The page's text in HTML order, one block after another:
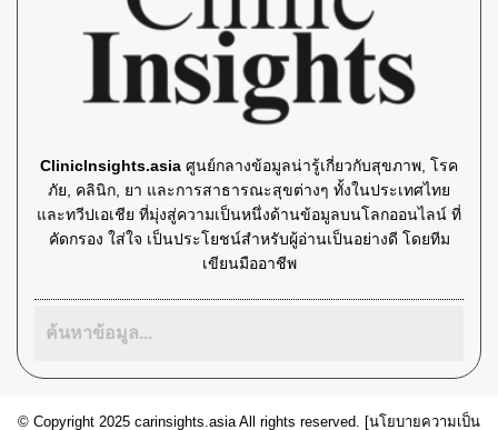
ClinicInsights.asia ศูนย์กลางข้อมูลน่ารู้เกี่ยวกับสุขภาพ, โรค
ภัย, คลินิก, ยา และการสาธารณะสุขต่างๆ ทั้งในประเทศไทย
และทวีปเอเชีย ที่มุ่งสู่ความเป็นหนึ่งด้านข้อมูลบนโลกออนไลน์ ที่
คัดกรอง ใส่ใจ เป็นประโยชน์สำหรับผู้อ่านเป็นอย่างดี โดยทีม
เขียนมืออาชีพ
© Copyright 2025 carinsights.asia All rights reserved. [นโยบายความเป็น